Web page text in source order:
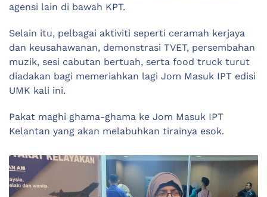
agensi lain di bawah KPT.
Selain itu, pelbagai aktiviti seperti ceramah kerjaya
dan keusahawanan, demonstrasi TVET, persembahan
muzik, sesi cabutan bertuah, serta food truck turut
diadakan bagi memeriahkan lagi Jom Masuk IPT edisi
UMK kali ini.
Pakat maghi ghama-ghama ke Jom Masuk IPT
Kelantan yang akan melabuhkan tirainya esok.